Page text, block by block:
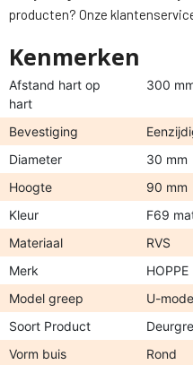
producten? Onze
Kenmerken
Afstand hart op
hart
300
Bevestiging
Diameter
30 mm
Hoogte
90 mm
Kleur
F69
Materiaal
RVS
Merk
HOPPE
Model greep
U-
Soort Product
Vorm buis
Rond